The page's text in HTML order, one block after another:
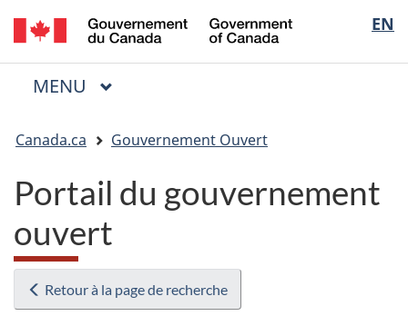
Passer
au
contenu
Passer
à
« Au
Passer
à
la
EN
of
Menu
MENU PRINCIPAL
êtes
ici
Canada.ca Gouvernement Ouvert
Portail du gouvernement
ouvert
Retour à la page de recherche